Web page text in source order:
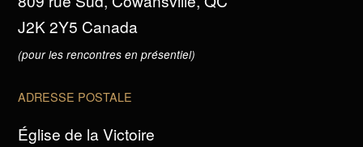
J2K 2Y5 Canada
(pour les rencontres en présentiel)
ADRESSE POSTALE
Église de la Victoire